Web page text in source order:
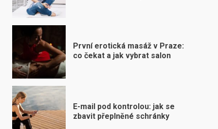
První erotická masáž v Praze:
co čekat a jak vybrat salon
E-mail pod kontrolou: jak se
zbavit přeplněné schránky